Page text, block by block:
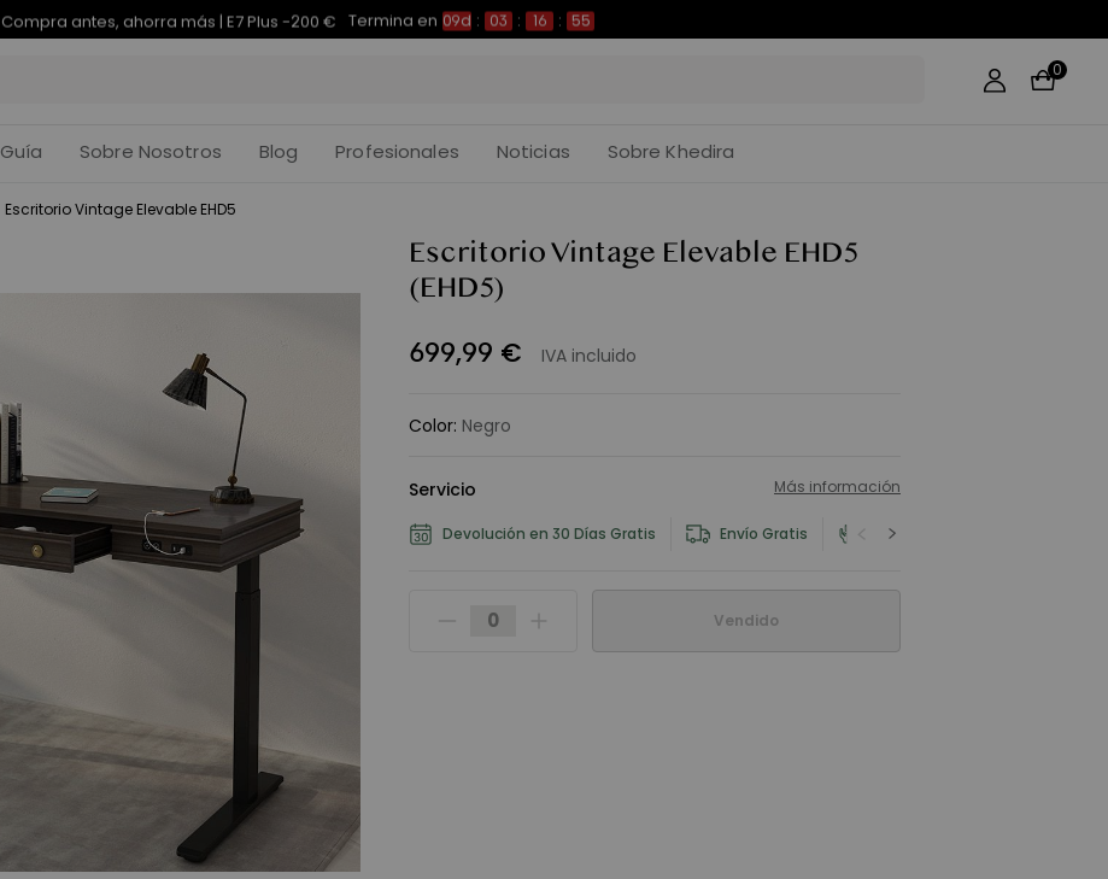
Compra antes, ahorra más | E7 Plus -200 € Termina en 09d : 03 : 16 : 54
0
Guía Sobre Nosotros Blog Profesionales Noticias Sobre Khedira
Escritorio Vintage Elevable EHD5
Escritorio Vintage Elevable EHD5
(EHD5)
699,99 € IVA incluido
Color: Negro
Servicio Más información
Devolución en 30 Días Gratis Envío Gratis Información del Producto y
Vendido